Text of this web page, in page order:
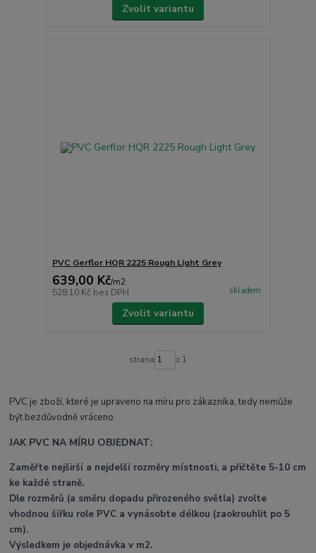
Zvolit variantu
PVC Gerflor HQR 2225 Rough Light Grey
639,00 Kč/m2
528,10 Kč bez DPH skladem
Zvolit variantu
strana z 1
PVC je zboží, které je upraveno na míru pro zákazníka, tedy nemůže
být bezdůvodně vráceno.
JAK PVC NA MÍRU OBJEDNAT:
Zaměřte nejširší a nejdelší rozměry místnosti, a přičtěte 5-10 cm
ke každé straně.
Dle rozměrů (a směru dopadu přirozeného světla) zvolte
vhodnou šířku role PVC a vynásobte délkou (zaokrouhlit po 5
cm).
Výsledkem je objednávka v m2.